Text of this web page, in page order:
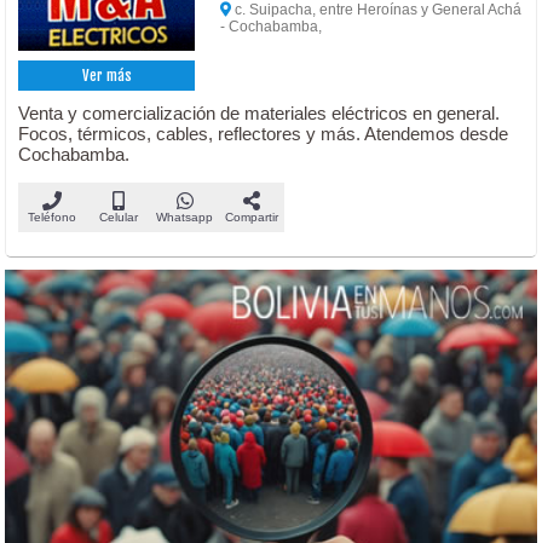
Ver más
c. Suipacha, entre Heroínas y General Achá
- Cochabamba,
Venta y comercialización de materiales eléctricos en general.
Focos, térmicos, cables, reflectores y más. Atendemos desde
Cochabamba.
Teléfono Celular Whatsapp Compartir